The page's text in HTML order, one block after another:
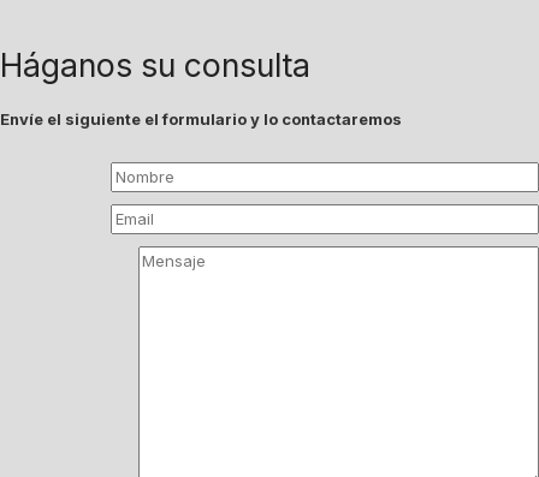
Háganos su consulta
Envíe el siguiente el formulario y lo contactaremos